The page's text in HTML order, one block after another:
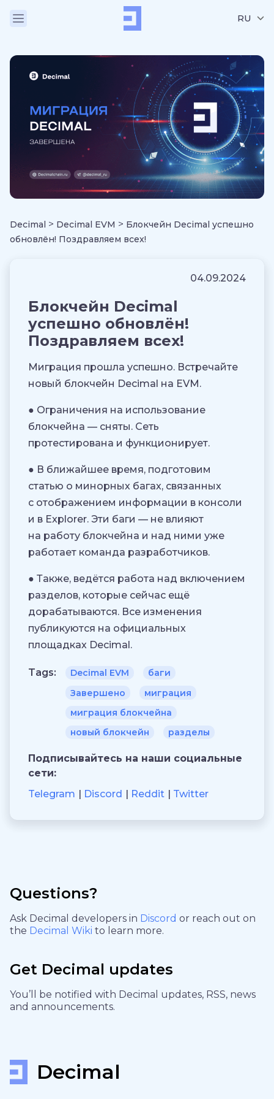
RU
Decimal > Decimal EVM > Блокчейн Decimal успешно
обновлён! Поздравляем всех!
04.09.2024
Блокчейн Decimal
успешно обновлён!
Поздравляем всех!
Миграция прошла успешно. Встречайте
новый блокчейн Decimal на EVM.
● Ограничения на использование
блокчейна — сняты. Сеть
протестирована и функционирует.
● В ближайшее время, подготовим
статью о минорных багах, связанных
с отображением информации в консоли
и в Explorer. Эти баги — не влияют
на работу блокчейна и над ними уже
работает команда разработчиков.
● Также, ведётся работа над включением
разделов, которые сейчас ещё
дорабатываются. Все изменения
публикуются на официальных
площадках Decimal.
Tags: Decimal EVM
баги
Завершено
миграция
миграция блокчейна
новый блокчейн
разделы
Подписывайтесь на наши социальные
сети:
Telegram
Discord Reddit Twitter
Questions?
Ask Decimal developers in Discord or reach out on
the Decimal Wiki to learn more.
Get Decimal updates
You’ll be notified with Decimal updates, RSS, news
and announcements.
Decimal